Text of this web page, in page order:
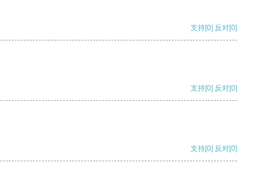
支持[0] 反对[0]
支持[0] 反对[0]
支持[0] 反对[0]